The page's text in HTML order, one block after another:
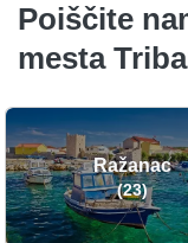
Poiščite
mesta
Ražanac
(23)